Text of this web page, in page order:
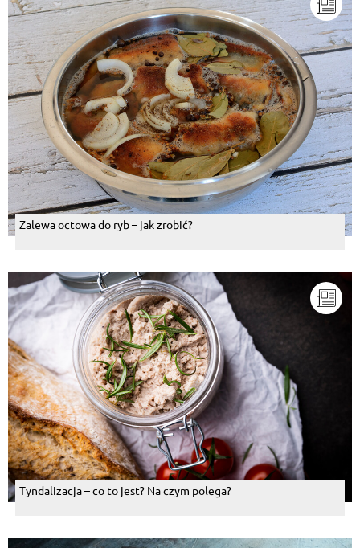
Zalewa octowa do ryb – jak zrobić?
Tyndalizacja – co to jest? Na czym polega?